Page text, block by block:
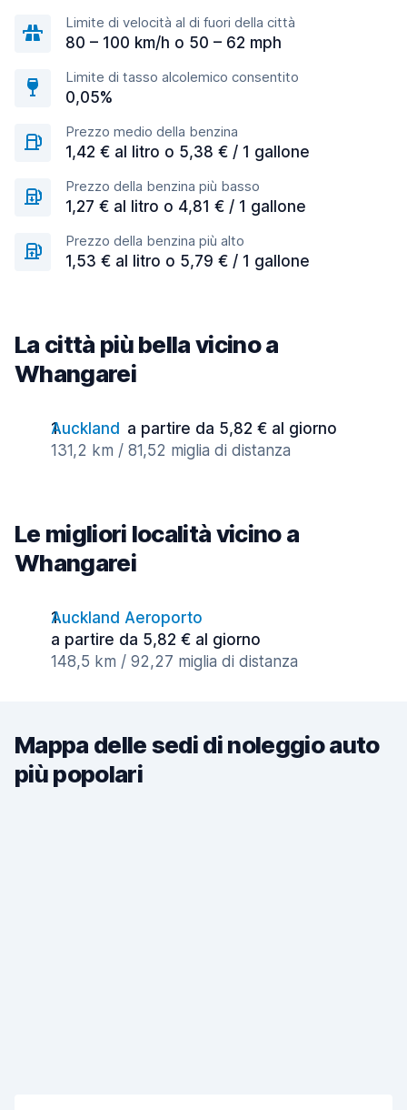
Limite di velocità al di fuori della città
80 – 100 km/h o 50 – 62 mph
Limite di tasso alcolemico consentito
0,05%
Prezzo medio della benzina
1,42 € al litro o 5,38 € / 1 gallone
Prezzo della benzina più basso
1,27 € al litro o 4,81 € / 1 gallone
Prezzo della benzina più alto
1,53 € al litro o 5,79 € / 1 gallone
La città più bella vicino a
Whangarei
Auckland a partire da 5,82 € al giorno
131,2 km / 81,52 miglia di distanza
Le migliori località vicino a
Whangarei
Auckland Aeroporto
a partire da 5,82 € al giorno
148,5 km / 92,27 miglia di distanza
Mappa delle sedi di noleggio auto
più popolari